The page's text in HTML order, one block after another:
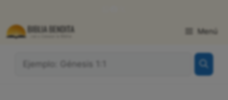
contenido
Menú